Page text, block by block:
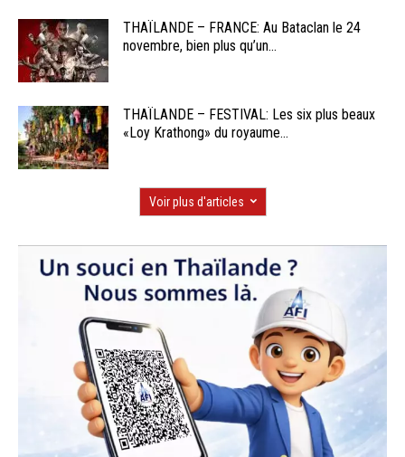
THAÏLANDE – FRANCE: Au Bataclan le 24
novembre, bien plus qu’un...
THAÏLANDE – FESTIVAL: Les six plus beaux
«Loy Krathong» du royaume...
Voir plus d'articles